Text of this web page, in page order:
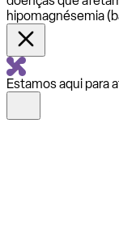
hipomagnésemia
Estamos aqui para